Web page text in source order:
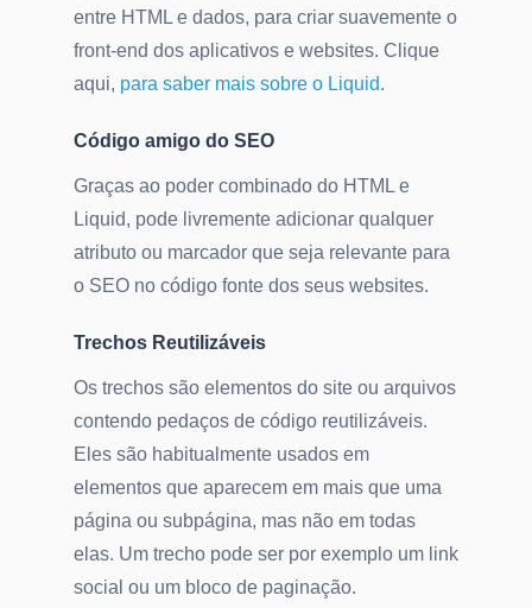
entre HTML e dados, para criar suavemente o
front-end dos aplicativos e websites. Clique
aqui, para saber mais sobre o Liquid.
Código amigo do SEO
Graças ao poder combinado do HTML e
Liquid, pode livremente adicionar qualquer
atributo ou marcador que seja relevante para
o SEO no código fonte dos seus websites.
Trechos Reutilizáveis
Os trechos são elementos do site ou arquivos
contendo pedaços de código reutilizáveis.
Eles são habitualmente usados em
elementos que aparecem em mais que uma
página ou subpágina, mas não em todas
elas. Um trecho pode ser por exemplo um link
social ou um bloco de paginação.